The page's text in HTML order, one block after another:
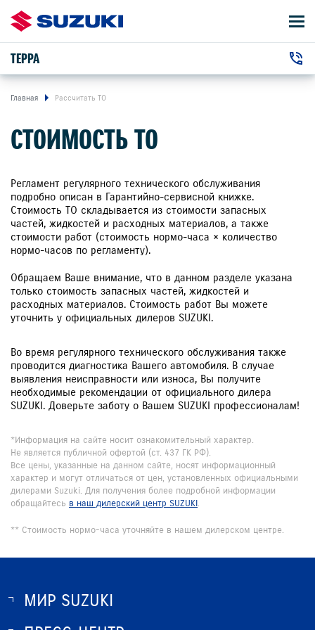
ТЕРРА
г. Иркутск, Ширямова улица, 2/1
АВТОМОБИЛИ
ВЛАДЕЛЬЦАМ
О КОМПАНИИ
НОВОСТИ
ЗАКАЗАТЬ ЗВОНОК
Главная Рассчитать ТО
СТОИМОСТЬ ТО
Регламент регулярного технического обслуживания
подробно описан в Гарантийно-сервисной книжке.
Стоимость ТО складывается из стоимости запасных
частей, жидкостей и расходных материалов, а также
стоимости работ (стоимость нормо-часа × количество
нормо-часов по регламенту).
Обращаем Ваше внимание, что в данном разделе указана
только стоимость запасных частей, жидкостей и
расходных материалов. Стоимость работ Вы можете
уточнить у официальных дилеров SUZUKI.
Во время регулярного технического обслуживания также
проводится диагностика Вашего автомобиля. В случае
выявления неисправности или износа, Вы получите
необходимые рекомендации от официального дилера
SUZUKI. Доверьте заботу о Вашем SUZUKI профессионалам!
*Информация на сайте носит ознакомительный характер.
Не является публичной офертой (ст. 437 ГК РФ).
Все цены, указанные на данном сайте, носят информационный
характер и могут отличаться от цен, установленных официальными
дилерами Suzuki. Для получения более подробной информации
обращайтесь в наш дилерский центр SUZUKI.
** Стоимость нормо-часа уточняйте в нашем дилерском центре.
МИР SUZUKI